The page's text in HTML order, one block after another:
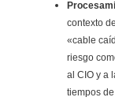
contexto
«cable
riesgo
al CIO y a
tiempos